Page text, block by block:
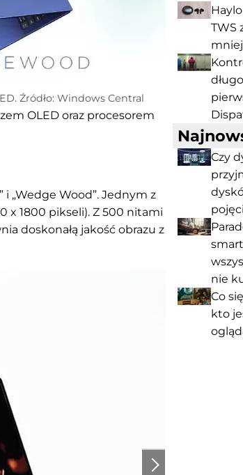
Źródło: Windows Central
OLED oraz procesorem
„Wedge Wood”. Jednym z
x 1800 pikseli). Z 500 nitami
doskonałą jakość obrazu z
TWS
Czy
nie
Co
kto